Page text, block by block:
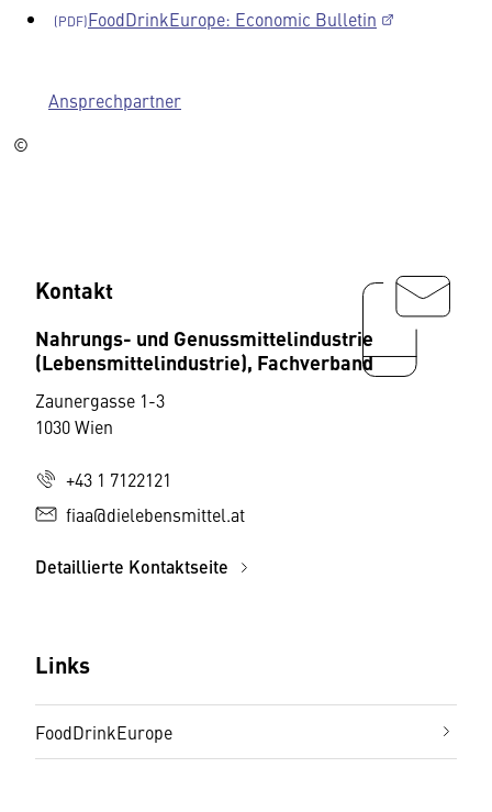
FoodDrinkEurope: Economic Bulletin
Ansprechpartner
©
Kontakt
Nahrungs- und Genussmittelindustrie
(Lebensmittelindustrie), Fachverband
Zaunergasse 1-3
1030 Wien
+43 1 7122121
fiaa@dielebensmittel.at
Detaillierte Kontaktseite
Links
FoodDrinkEurope